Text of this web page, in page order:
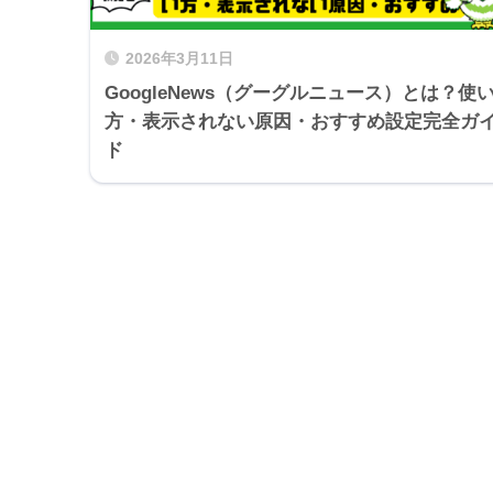
2026年3月11日
GoogleNews（グーグルニュース）とは？使
方・表示されない原因・おすすめ設定完全ガ
ド